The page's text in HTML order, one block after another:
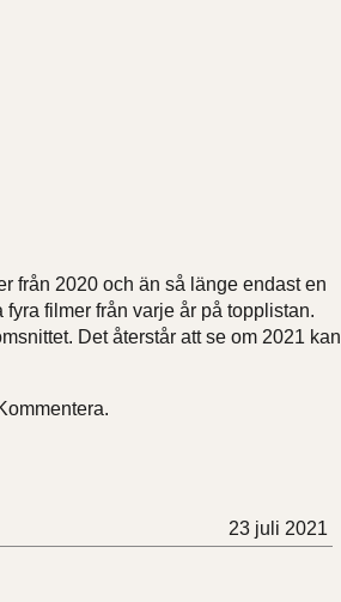
från 2020 och än så länge endast en
filmer från varje år på topplistan.
Det återstår att se om 2021 kan
23 juli 2021